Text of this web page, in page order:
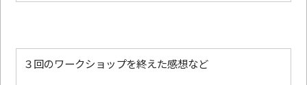
３回のワークショップを終えた感想など